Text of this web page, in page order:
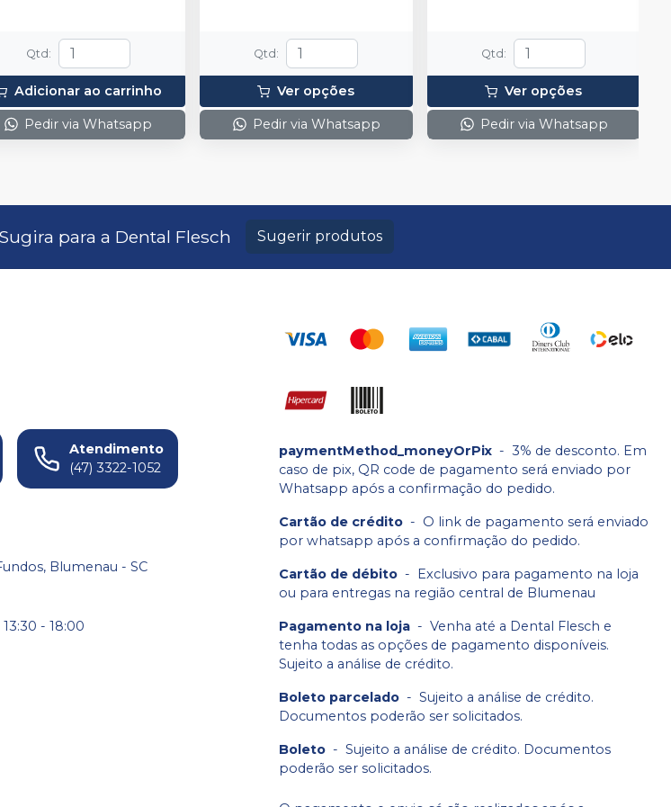
Qtd :
Adicionar ao carrinho
Pedir via Whatsapp
Qtd :
Ver opções
Pedir via Whatsapp
Qtd :
Ver opções
Pedir via Whatsapp
Sugira para a Dental Flesch Sugerir produtos
Atendimento
(47) 3322-1052
Blumenau - SC
- 18:00
paymentMethod_moneyOrPix - 3% de desconto. Em
caso de pix, QR code de pagamento será enviado por
Whatsapp após a confirmação do pedido.
Cartão de crédito - O link de pagamento será enviado
por whatsapp após a confirmação do pedido.
Cartão de débito - Exclusivo para pagamento na loja
ou para entregas na região central de Blumenau
Pagamento na loja - Venha até a Dental Flesch e
tenha todas as opções de pagamento disponíveis.
Sujeito a análise de crédito.
Boleto parcelado - Sujeito a análise de crédito.
Documentos poderão ser solicitados.
Boleto - Sujeito a análise de crédito. Documentos
poderão ser solicitados.